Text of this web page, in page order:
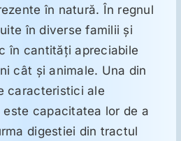
în natură. În regnul
în diverse familii şi
în cantităţi apreciabile
cât şi animale. Una din
caracteristici ale
capacitatea lor de a
digestiei din tractul